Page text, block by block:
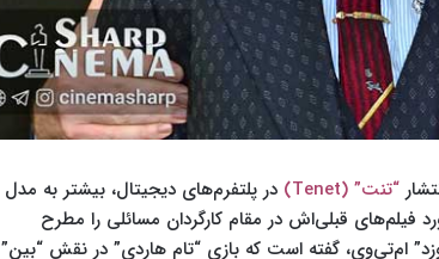
“تنت” (Tenet)
در پلتفرم‌های دیجیتال، بیشتر به مدل
فیلم‌های قبلی‌اش در مقام کارگردان مسائلی را مطرح
ام‌تی‌وی، گفته است که بازی “تام هاردی” در نقش “بین”